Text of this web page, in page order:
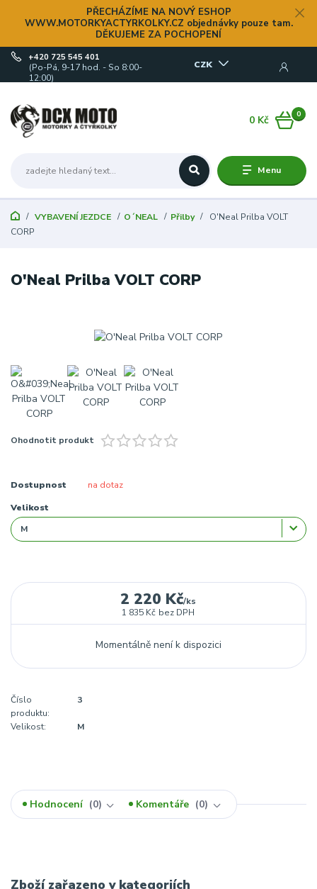
PŘECHÁZÍME NA NOVÝ ESHOP
WWW.MOTORKYACTYRKOLKY.CZ objednávky pouze tam.
DĚKUJEME ZA POCHOPENÍ
Menu
CZK
+420 725 545 401
(Po-Pá, 9-17 hod. - So 8:00-
12:00)
0
0 Kč
VYBAVENÍ JEZDCE O´NEAL Přilby
O'Neal Prilba VOLT
CORP
O'Neal Prilba VOLT CORP
Ohodnotit produkt
Dostupnost na dotaz
Velikost
2 220 Kč/ks
1 835 Kč bez DPH
Momentálně není k dispozici
Číslo
produktu:
3
Velikost: M
Hodnocení 0 Komentáře 0
Zboží zařazeno v kategoriích